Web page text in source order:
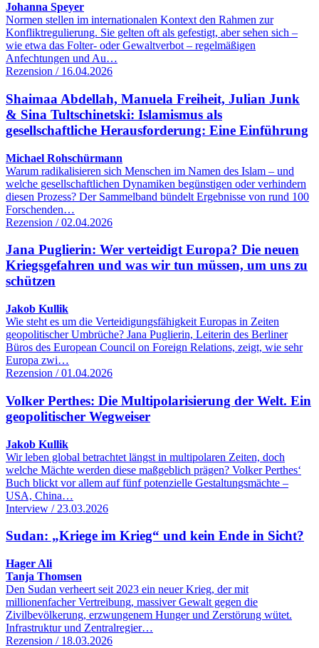
Johanna Speyer
Normen stellen im internationalen Kontext den Rahmen zur
Konfliktregulierung. Sie gelten oft als gefestigt, aber sehen sich –
wie etwa das Folter- oder Gewaltverbot – regelmäßigen
Anfechtungen und Au…
Rezension / 16.04.2026
Shaimaa Abdellah, Manuela Freiheit, Julian Junk
& Sina Tultschinetski: Islamismus als
gesellschaftliche Herausforderung: Eine Einführung
Michael Rohschürmann
Warum radikalisieren sich Menschen im Namen des Islam – und
welche gesellschaftlichen Dynamiken begünstigen oder verhindern
diesen Prozess? Der Sammelband bündelt Ergebnisse von rund 100
Forschenden…
Rezension / 02.04.2026
Jana Puglierin: Wer verteidigt Europa? Die neuen
Kriegsgefahren und was wir tun müssen, um uns zu
schützen
Jakob Kullik
Wie steht es um die Verteidigungsfähigkeit Europas in Zeiten
geopolitischer Umbrüche? Jana Puglierin, Leiterin des Berliner
Büros des European Council on Foreign Relations, zeigt, wie sehr
Europa zwi…
Rezension / 01.04.2026
Volker Perthes: Die Multipolarisierung der Welt. Ein
geopolitischer Wegweiser
Jakob Kullik
Wir leben global betrachtet längst in multipolaren Zeiten, doch
welche Mächte werden diese maßgeblich prägen? Volker Perthes‘
Buch blickt vor allem auf fünf potenzielle Gestaltungsmächte –
USA, China…
Interview / 23.03.2026
Sudan: „Kriege im Krieg“ und kein Ende in Sicht?
Hager Ali
Tanja Thomsen
Den Sudan verheert seit 2023 ein neuer Krieg, der mit
millionenfacher Vertreibung, massiver Gewalt gegen die
Zivilbevölkerung, erzwungenem Hunger und Zerstörung wütet.
Infrastruktur und Zentralregier…
Rezension / 18.03.2026